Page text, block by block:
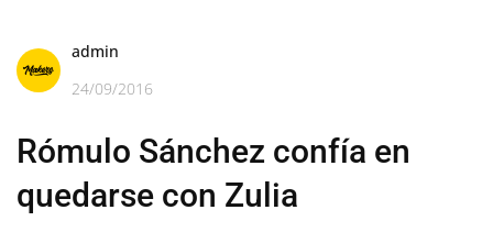
admin
24/09/2016
Rómulo Sánchez confía en
quedarse con Zulia